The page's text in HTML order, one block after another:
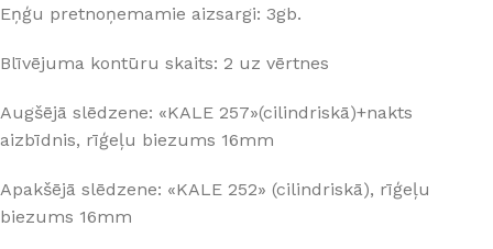
Eņģu pretnoņemamie aizsargi: 3gb.
Blīvējuma kontūru skaits: 2 uz vērtnes
Augšējā slēdzene: «KALE 257»(cilindriskā)+nakts
aizbīdnis, rīģeļu biezums 16mm
Apakšējā slēdzene: «KALE 252» (cilindriskā), rīģeļu
biezums 16mm